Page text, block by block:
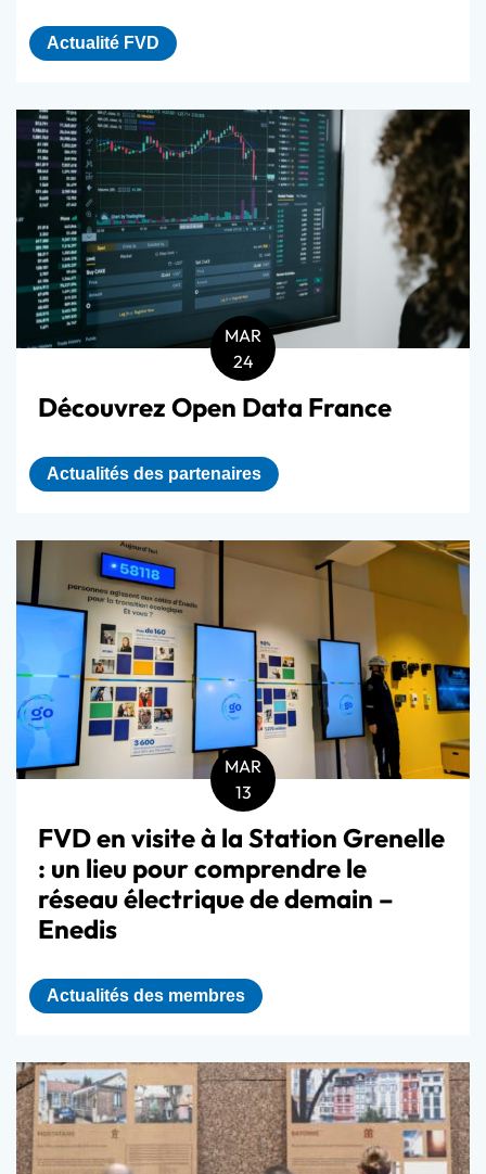
Actualité FVD
MAR
24
Découvrez Open Data France
Actualités des partenaires
MAR
13
FVD en visite à la Station Grenelle
: un lieu pour comprendre le
réseau électrique de demain –
Enedis
Actualités des membres